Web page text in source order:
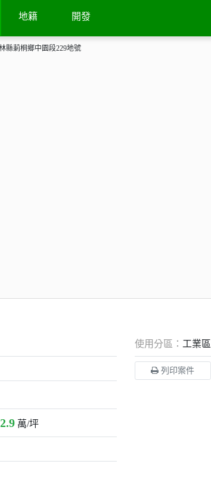
地籍 開發
縣莿桐鄉中園段229地號
萬/坪
使用分區： 工業區
列印案件